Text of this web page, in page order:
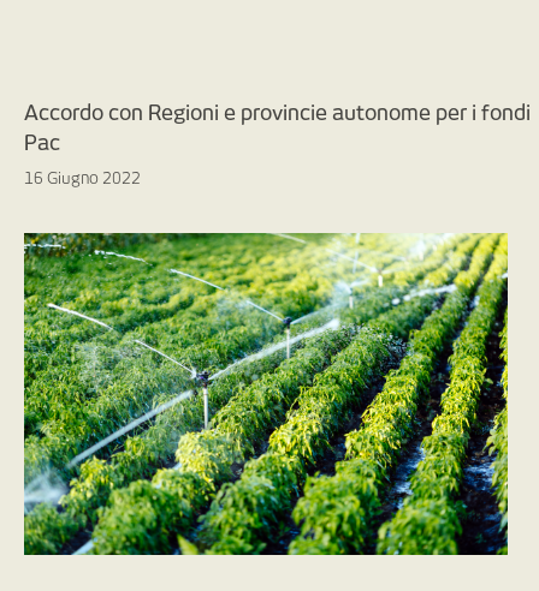
Accordo con Regioni e provincie autonome per i fondi
Pac
16 Giugno 2022